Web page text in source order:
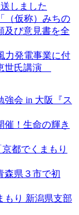
しました
（仮称）みちの
及び意見書を全
力発電事業に付
世氏講演
強会 in 大阪『ス
催！生命の輝き
都でくまもり
森県３市で初
もり 新潟県支部